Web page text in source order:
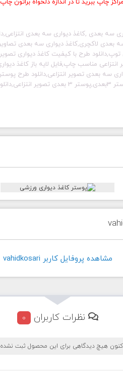
چاپ ببرید تا در اندازه دلخواه براتون
سه بعدی ,کاغذ دیواری سه بعدی
بعدی لاکچری,کاغذ دیواری سه بعدی
طرح با کیفیت کاغذ دیواری
انتزاعی مناسب چاپ,فایل لایه باز کاغذ
سه بعدی تصویر انتزاعی,دانلود طرح پوستر
دیواری فانتزی,طرح لایه باز کاغذدیواری,پوستر
مشاهده پروفايل کاربر vahidkosari
نظرات کاربران 0
کنون هیچ دیدگاهی برای این محصول ثبت